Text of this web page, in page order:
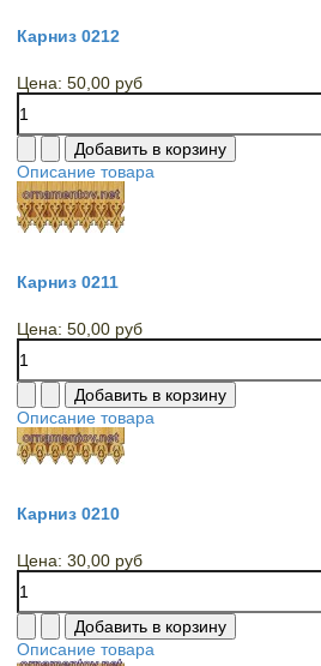
Карниз 0212
Цена: 50,00 руб
Описание товара
Карниз 0211
Цена: 50,00 руб
Описание товара
Карниз 0210
Цена: 30,00 руб
Описание товара